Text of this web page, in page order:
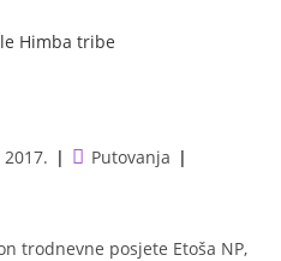
PostPutovanja
trodnevne posjete Etoša NP,